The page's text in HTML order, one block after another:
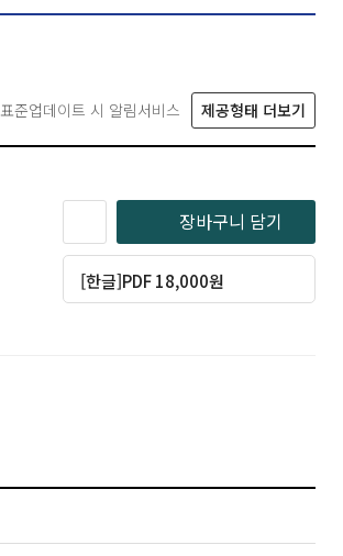
표준업데이트 시 알림서비스 제공형태 더보기
장바구니 담기
[한글]PDF 18,000원